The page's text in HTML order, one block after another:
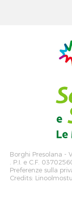
Borghi Presolana -
. P.I. e C.F.
Preferenze sulla
Credits: